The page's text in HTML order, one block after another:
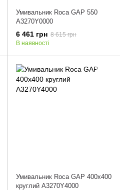
Умивальник Roca GAP 550
A3270Y0000
6 461 грн 8 615 грн
В наявності
Умивальник Roca GAP 400x400
круглий A3270Y4000